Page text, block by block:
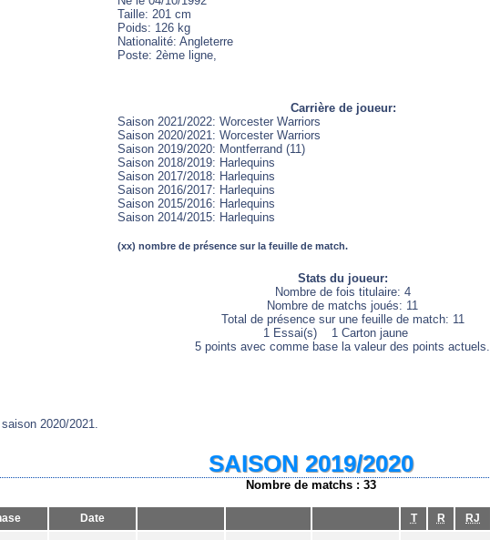
Taille: 201 cm
Poids: 126 kg
Nationalité: Angleterre
Poste: 2ème ligne,
Carrière de joueur:
Saison 2021/2022: Worcester Warriors
Saison 2020/2021: Worcester Warriors
Saison 2019/2020: Montferrand (11)
Saison 2018/2019: Harlequins
Saison 2017/2018: Harlequins
Saison 2016/2017: Harlequins
Saison 2015/2016: Harlequins
Saison 2014/2015: Harlequins
(xx) nombre de présence sur la feuille de match.
Stats du joueur:
Nombre de fois titulaire: 4
Nombre de matchs joués: 11
Total de présence sur une feuille de match: 11
1 Essai(s) 1 Carton jaune
5 points avec comme base la valeur des points actuels.
2020/2021.
SAISON 2019/2020
Nombre de matchs : 33
Date T R RJ